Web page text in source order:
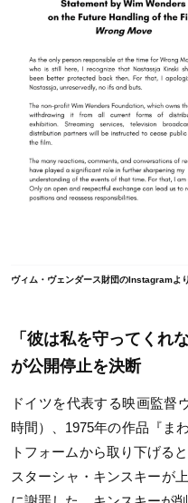
ヴィム・ヴェンダース財団のInstagramよ
「彼は私を守ってくれ
が公開停止を決断
ドイツを代表する映画監督
時間）、 1975年の作品『ま
トフォームから取り下げる
スターシャ・キンスキーが